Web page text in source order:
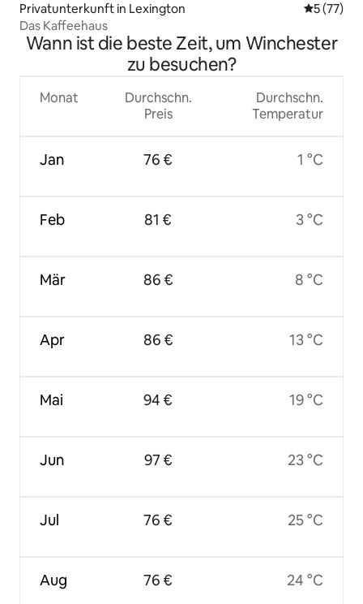
Privatunterkunft in Lexington
5 (77)
Das Kaffeehaus
Wann ist die beste Zeit, um Winchester
zu besuchen?
Monat
Jan
Feb
Mär
Apr
Mai
Jun
Jul
Aug
Durchschn.
Preis
76 €
81 €
86 €
86 €
94 €
97 €
76 €
76 €
Durchschn.
Temperatur
1 °C
3 °C
8 °C
13 °C
19 °C
23 °C
25 °C
24 °C